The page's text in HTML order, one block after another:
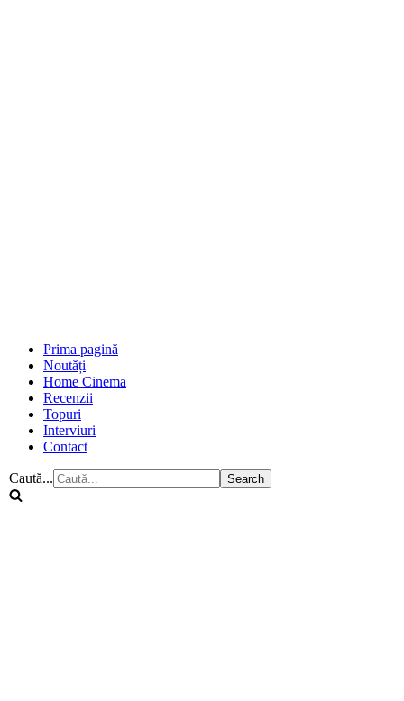
Prima pagină
Noutăți
Home Cinema
Recenzii
Topuri
Interviuri
Contact
Caută...